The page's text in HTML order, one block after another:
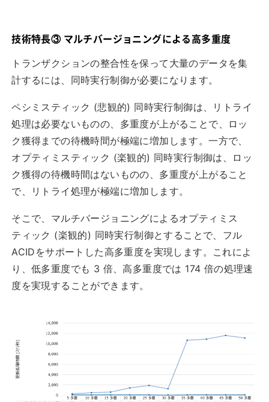
技術特長③ マルチバージョニングによる高多重度
トランザクションの整合性を保って大量のデータを集
計するには、同時実行制御が必要になります。
ペシミスティック (悲観的) 同時実行制御は、リトライ
処理は必要ないものの、多重度が上がることで、ロッ
ク獲得までの待機時間が極端に増加します。一方で、
オプティミスティック (楽観的) 同時実行制御は、ロッ
ク獲得の待機時間はないものの、多重度が上がること
で、リトライ処理が極端に増加します。
そこで、マルチバージョニングによるオプティミス
ティック (楽観的) 同時実行制御とすることで、フル
ACIDをサポートした高多重度を実現します。これによ
り、低多重度でも 3 倍、高多重度では 174 倍の処理速
度を実現することができます。